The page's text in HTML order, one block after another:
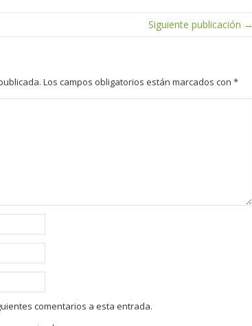
Siguiente publicación →
Los campos obligatorios están marcados con *
comentarios a esta entrada.